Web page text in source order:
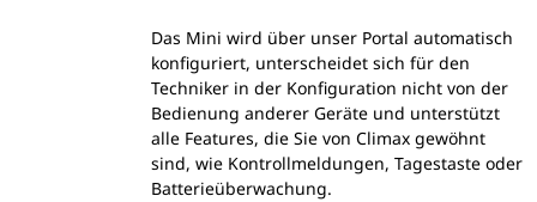
Das Mini wird über unser Portal automatisch
konfiguriert, unterscheidet sich für den
Techniker in der Konfiguration nicht von der
Bedienung anderer Geräte und unterstützt
alle Features, die Sie von Climax gewöhnt
sind, wie Kontrollmeldungen, Tagestaste oder
Batterieüberwachung.